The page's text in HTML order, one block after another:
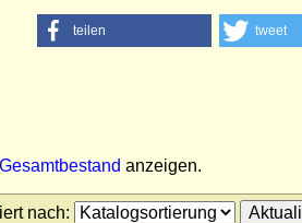
teilen tweet
Gesamtbestand anzeigen.
nach: